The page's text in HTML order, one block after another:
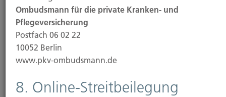
Mit dem Einsatz künstlicher Intelligenz werden
Cyber-Angriffe immer ausgefeilter und
gefährlicher....
Weiterlesen
Ombudsmann für die private Kranken- und
Pflegeversicherung
Postfach 06 02 22
10052 Berlin
www.pkv-ombudsmann.de
8. Online-Streitbeilegung